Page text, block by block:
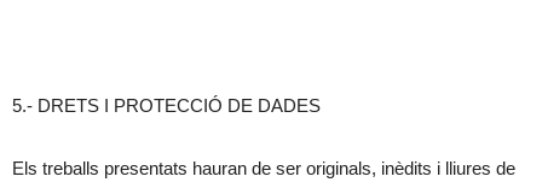
5.- DRETS I PROTECCIÓ DE DADES
Els treballs presentats hauran de ser originals, inèdits i lliures de